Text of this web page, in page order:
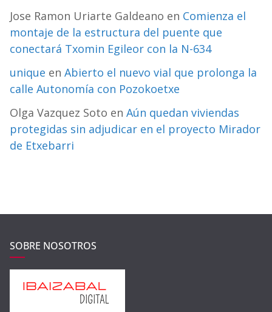
Jose Ramon Uriarte Galdeano en Comienza el
montaje de la estructura del puente que
conectará Txomin Egileor con la N-634
unique en Abierto el nuevo vial que prolonga la
calle Autonomía con Pozokoetxe
Olga Vazquez Soto en Aún quedan viviendas
protegidas sin adjudicar en el proyecto Mirador
de Etxebarri
SOBRE NOSOTROS